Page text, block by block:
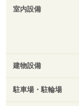
室内設備
建物設備
駐車場・駐輪場